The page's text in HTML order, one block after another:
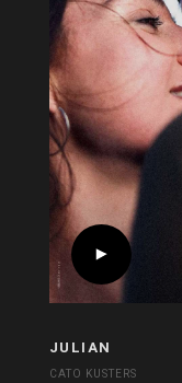
JULIAN
CATO KUSTERS